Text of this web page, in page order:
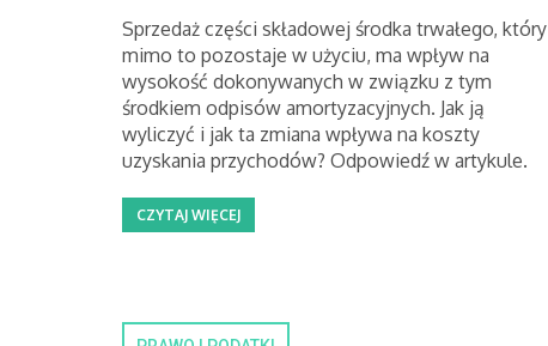
Sprzedaż części składowej środka trwałego, który
mimo to pozostaje w użyciu, ma wpływ na
wysokość dokonywanych w związku z tym
środkiem odpisów amortyzacyjnych. Jak ją
wyliczyć i jak ta zmiana wpływa na koszty
uzyskania przychodów? Odpowiedź w artykule.
CZYTAJ WIĘCEJ